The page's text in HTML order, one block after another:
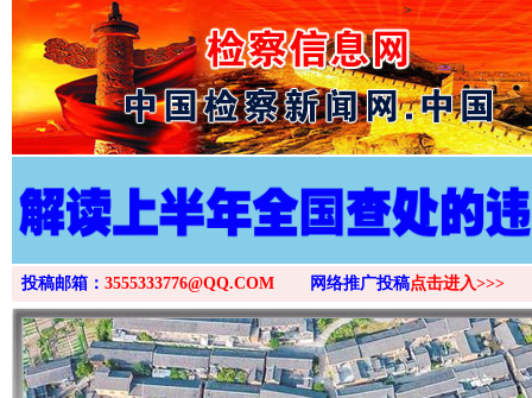
>
投稿邮箱： 3555333776@QQ.COM 网络推广投稿点击进入>>>